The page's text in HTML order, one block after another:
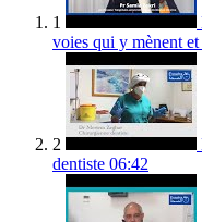
1
voies qui y mènent
2
dentiste 06:42